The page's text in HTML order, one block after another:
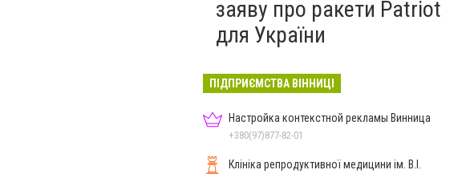
заяву про ракети Patriot
для України
ПІДПРИЄМСТВА ВІННИЦІ
Настройка контекстной рекламы Винница
+380(97)877-82-01
Клініка репродуктивної медицини ім. В.І.